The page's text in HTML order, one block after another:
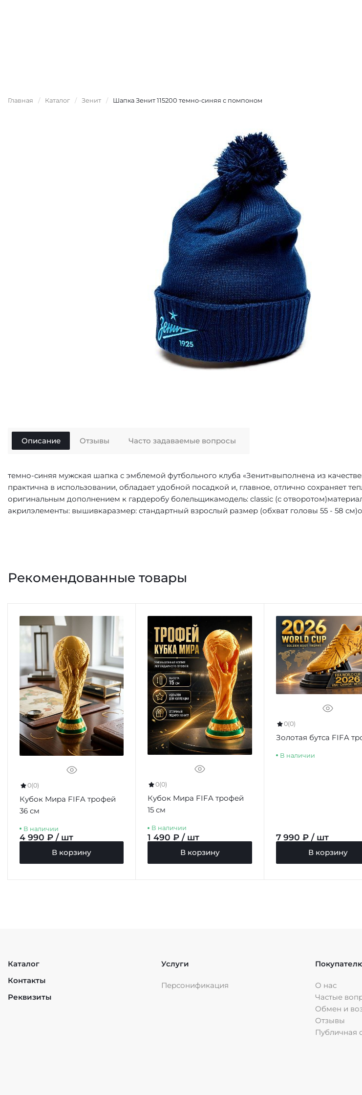
Главная / Каталог / Зенит / Шапка Зенит 115200 темно-синяя с помпоном
Описание
темно-синяя мужская шапка с эмблемой футбольного клуба «Зенит»выполнена из
практична в использовании, обладает удобной посадкой и, главное, отлично сохраняет
оригинальным дополнением к гардеробу болельщикамодель: classic (с отворотом)
акрилэлементы: вышивкаразмер: стандартный взрослый размер (обхват головы 55 - 58
Отзывы Часто задаваемые вопросы
Рекомендованные товары
0(0)
Кубок Мира FIFA трофей
36 см
В наличии
4 990 ₽ / шт
В корзину
0(0)
Кубок Мира FIFA трофей
15 см
В наличии
1 490 ₽ / шт
В корзину
0(0)
Золотая бутса FIFA
В наличии
7 990 ₽ / шт
В корзину
Каталог
Контакты
Реквизиты
Услуги
Персонификация
О нас
Частые
Обмен и
Отзывы
Публичная